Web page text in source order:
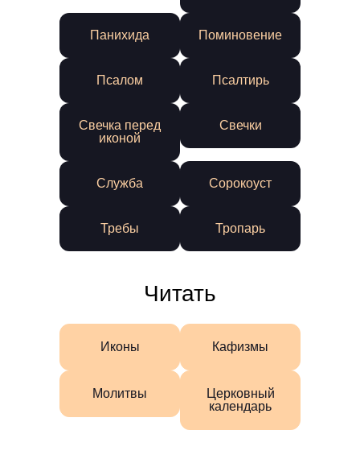
Панихида Поминовение
Псалом Псалтирь
Свечка перед
иконой
Свечки
Служба Сорокоуст
Требы Тропарь
Читать
Иконы Кафизмы
Молитвы
Церковный
календарь